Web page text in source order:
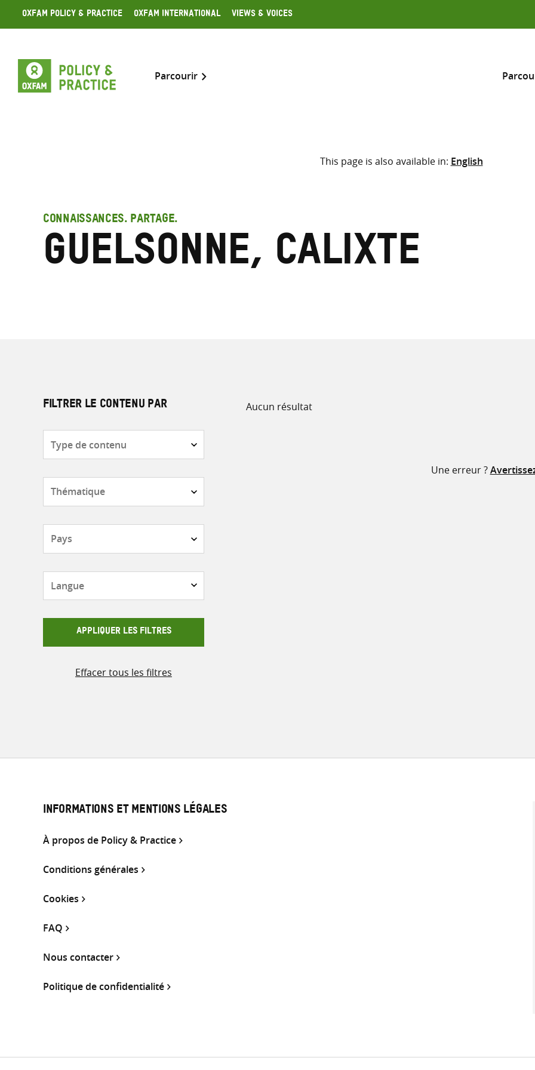
Skip
to
Oxfam Policy & Practice Oxfam International Views & Voices
Parcourir
Inclure
Sélectionner l’emplacement
termes
de
This page is also available in: English
CONNAISSANCES. PARTAGE.
Guelsonne, Calixte
FILTRER LE CONTENU PAR
de
APPLIQUER LES FILTRES
Effacer tous les filtres
Aucun résultat
Une erreur ?
INFORMATIONS ET MENTIONS LÉGALES
À propos de Policy & Practice
Conditions générales
Cookies
FAQ
Nous contacter
Politique de confidentialité